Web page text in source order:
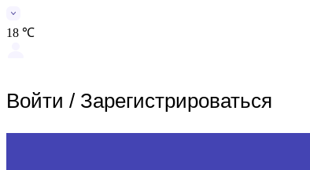
18 ℃
Войти / Зарегистрироваться